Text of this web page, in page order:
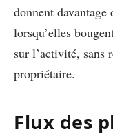
donnent davantage
lorsqu’elles
sur l’activité, sans
propriétaire.
Flux des